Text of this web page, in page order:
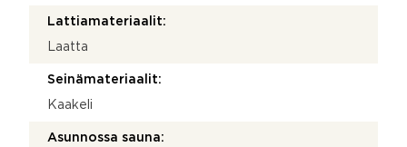
Lattiamateriaalit:
Laatta
Seinämateriaalit:
Kaakeli
Asunnossa sauna: